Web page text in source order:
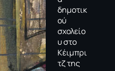
δημοτικ
ού
σχολείο
υ στο
Κέιμπρι
τζ της